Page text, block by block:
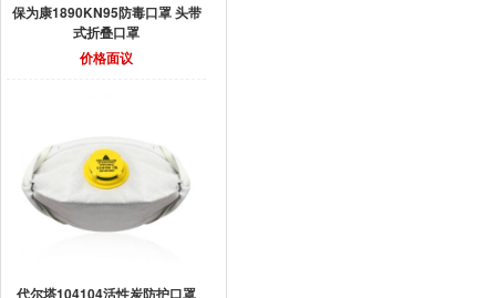
保为康1890KN95防毒口罩 头带
式折叠口罩
价格面议
代尔塔104104活性炭防护口罩